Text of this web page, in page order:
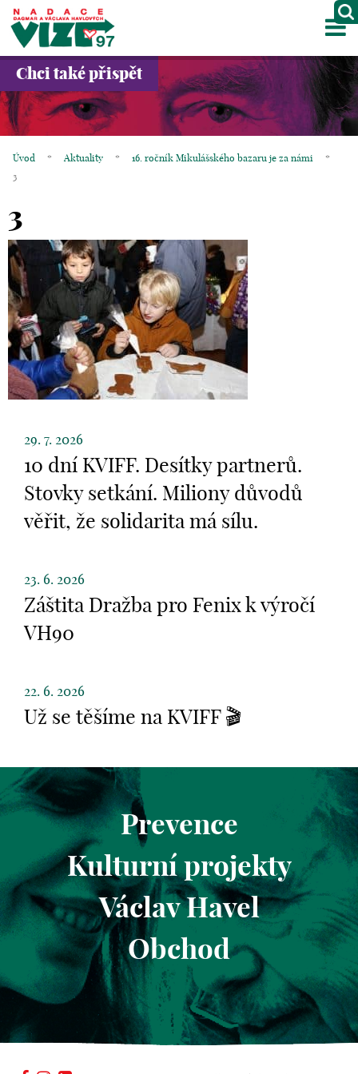
O NÁS
PROJEKTY
GALERIE
KONTAKTY
OBCHOD
KOŠÍK
EN
Chci také přispět
Úvod * Aktuality * 16. ročník Mikulášského bazaru je za námi
*
3
3
29. 7. 2026
10 dní KVIFF. Desítky partnerů.
Stovky setkání. Miliony důvodů
věřit, že solidarita má sílu.
23. 6. 2026
Záštita Dražba pro Fenix k výročí
VH90
22. 6. 2026
Už se těšíme na KVIFF 🎬
Prevence
Kulturní projekty
Václav Havel
Obchod